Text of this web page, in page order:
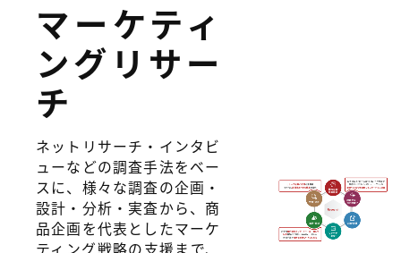
マーケティ
ングリサー
チ
ネットリサーチ・インタビ
ューなどの調査手法をベー
スに、様々な調査の企画・
設計・分析・実査から、商
品企画を代表としたマーケ